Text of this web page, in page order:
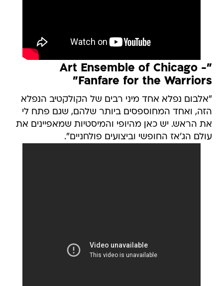
"Art Ensemble of Chicago -
"Fanfare for the Warriors
"אלבום נפלא אחד מיני רבים של הקולקטיב הנפלא
הזה, ואחד המחוספסים ביותר שלהם, שגם פתח לי
את הראש. יש כאן מהיופי והמיסטיות שמאפיינים את
עולם הג'אז החופשי וביצועים פולחניים".